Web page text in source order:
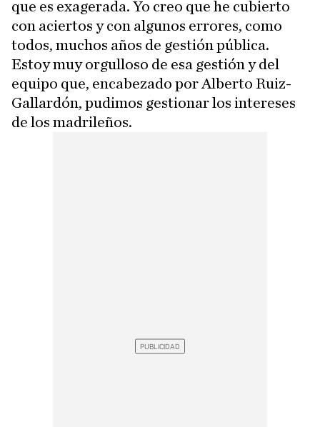
que es exagerada. Yo creo que he cubierto
con aciertos y con algunos errores, como
todos, muchos años de gestión pública.
Estoy muy orgulloso de esa gestión y del
equipo que, encabezado por Alberto Ruiz-
Gallardón, pudimos gestionar los intereses
de los madrileños.